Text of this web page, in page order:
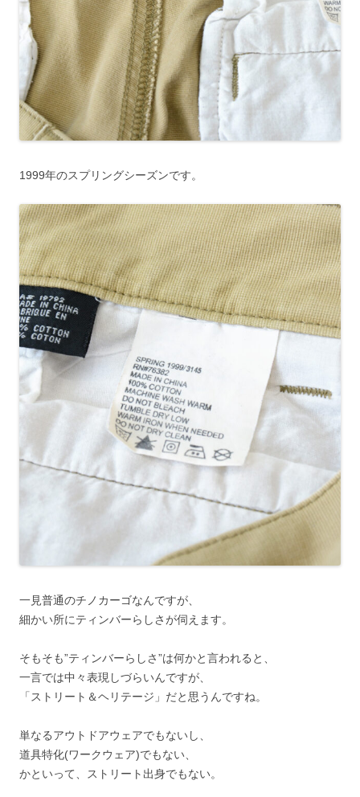
1999年のスプリングシーズンです。
一見普通のチノカーゴなんですが、
細かい所にティンバーらしさが伺えます。
そもそも”ティンバーらしさ”は何かと言われると、
一言では中々表現しづらいんですが、
「ストリート＆ヘリテージ」だと思うんですね。
単なるアウトドアウェアでもないし、
道具特化(ワークウェア)でもない、
かといって、ストリート出身でもない。